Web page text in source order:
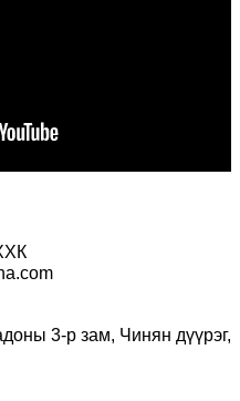
3-р зам, Чинян дүүрэг,